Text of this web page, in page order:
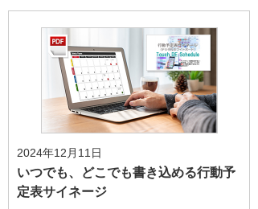
2024年12月11日
いつでも、どこでも書き込める行動予
定表サイネージ